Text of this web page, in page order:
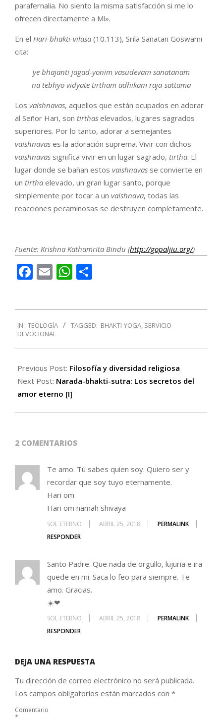
parafernalia. No siento la misma satisfacción si me lo
ofrecen directamente a Mí».
En el Hari-bhakti-vilasa (10.113), Srila Sanatan Goswami
cita:
ye bhajanti jagad-yonim vasudevam sanatanam
na tebhyo vidyate tirtham adhikam raja-sattama
Los vaishnavas, aquellos que están ocupados en adorar
al Señor Hari, son tirthas elevados, lugares sagrados
superiores. Por lo tanto, adorar a semejantes
vaishnavas es la adoración suprema. Vivir con dichos
vaishnavas significa vivir en un lugar sagrado, tirtha. El
lugar donde se bañan estos vaishnavas se convierte en
un tirtha elevado, un gran lugar santo, porque
simplemente por tocar a un vaishnava, todas las
reacciones pecaminosas se destruyen completamente.
Fuente: Krishna Kathamrita Bindu (http://gopaljiu.org/)
Facebook
EmailWhatsApp
06-
IN: TEOLOGÍA TAGGED: BHAKTI-YOGA, SERVICIO
DEVOCIONAL
Previous Post: Filosofía y diversidad religiosa
Next Post: Narada-bhakti-sutra: Los secretos del
amor eterno [I]
2 COMENTARIOS
Te amo. Tú sabes quien soy. Quiero ser y
recordar que soy tuyo eternamente.
Hari om
Hari om namah shivaya
SOL ETERNO ABRIL 25, 2018
PERMALINK
RESPONDER
Santo Padre. Que nada de orgullo, lujuria e ira
quede en mi. Saca lo feo para siempre. Te
amo. Gracias.
☀️❤
SOL ETERNO ABRIL 25, 2018
PERMALINK
RESPONDER
DEJA UNA RESPUESTA
Tu dirección de correo electrónico no será publicada.
Los campos obligatorios están marcados con *
Comentario
*